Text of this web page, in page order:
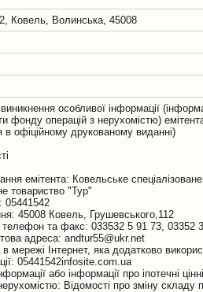
Ковель, Волинська, 45008
особливої інформації
фонду операцій з нерухомістю)
в офіційному друкованому виданні)
емітента: Ковельське
товариство "Тур"
45008 Ковель, Грушевського,112
телефон та факс: 033532 5 91 73, 03352
адреса: andtur55@ukr.net
мережі Інтернет, яка додатково
05441542infosite.com.ua
або інформації про іпотечні
Відомості про зміну складу